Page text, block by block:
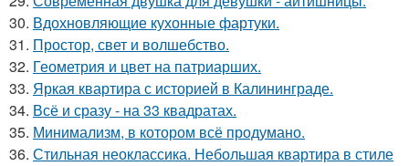
30. Вдохновляющие кухонные фартуки.
31. Простор, свет и волшебство.
32. Геометрия и цвет на патриарших.
33. Яркая квартира с историей в Калининграде.
34. Всё и сразу - на 33 квадратах.
35. Минимализм, в котором всё продумано.
36. Стильная неоклассика. Небольшая квартира в стиле